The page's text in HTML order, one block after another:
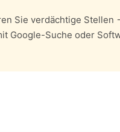
Sie verdächtige Stellen
Google-Suche oder